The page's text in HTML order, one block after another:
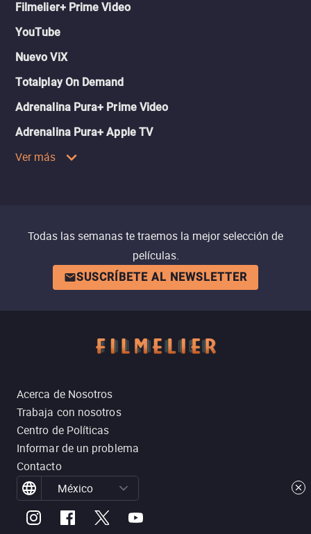
Filmelier+ Prime Video
YouTube
Nuevo ViX
Totalplay On Demand
Adrenalina Pura+ Prime Video
Adrenalina Pura+ Apple TV
Ver más
Todas las semanas te traemos la mejor selección de
películas.
SUSCRÍBETE AL NEWSLETTER
Acerca de Nosotros
Trabaja con nosotros
Centro de Políticas
Informar de un problema
Contacto
México